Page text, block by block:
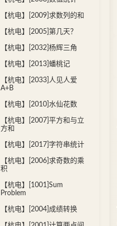
【杭电】[2009]求数列的和
【杭电】[2005]第几天？
【杭电】[2032]杨辉三角
【杭电】[2013]蟠桃记
【杭电】[2033]人见人爱
A+B
【杭电】[2010]水仙花数
【杭电】[2007]平方和与立
方和
【杭电】[2017]字符串统计
【杭电】[2006]求奇数的乘
积
【杭电】[1001]Sum
Problem
【杭电】[2004]成绩转换